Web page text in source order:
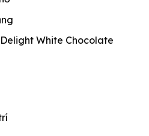
White Chocolate